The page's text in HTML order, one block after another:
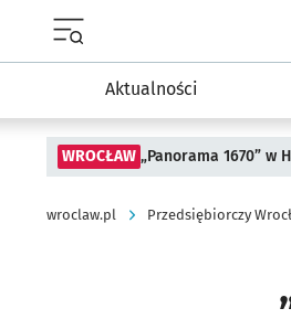
Aktualności
WROCŁAW „Panorama 1670” w
wroclaw.pl Przedsiębiorczy